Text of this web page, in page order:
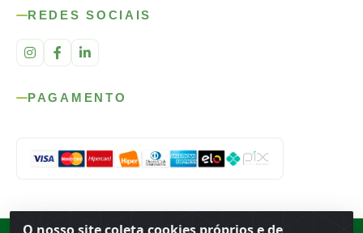
REDES SOCIAIS
PAGAMENTO